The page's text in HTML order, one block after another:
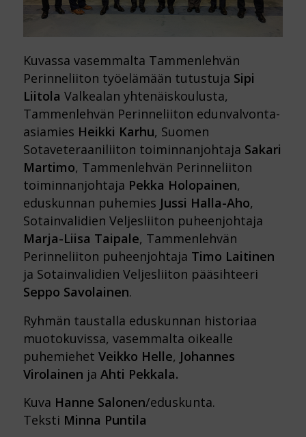
Kuvassa vasemmalta Tammenlehvän
Perinneliiton työelämään tutustuja Sipi
Liitola Valkealan yhtenäiskoulusta,
Tammenlehvän Perinneliiton edunvalvonta-
asiamies Heikki Karhu, Suomen
Sotaveteraaniliiton toiminnanjohtaja Sakari
Martimo, Tammenlehvän Perinneliiton
toiminnanjohtaja Pekka Holopainen,
eduskunnan puhemies Jussi Halla-Aho,
Sotainvalidien Veljesliiton puheenjohtaja
Marja-Liisa Taipale, Tammenlehvän
Perinneliiton puheenjohtaja Timo Laitinen
ja Sotainvalidien Veljesliiton pääsihteeri
Seppo Savolainen.
Ryhmän taustalla eduskunnan historiaa
muotokuvissa, vasemmalta oikealle
puhemiehet Veikko Helle, Johannes
Virolainen ja Ahti Pekkala.
Kuva Hanne Salonen/eduskunta.
Teksti Minna Puntila